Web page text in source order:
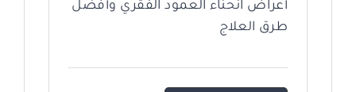
أعراض انحناء العمود الفقري وأفضل
طرق العلاج